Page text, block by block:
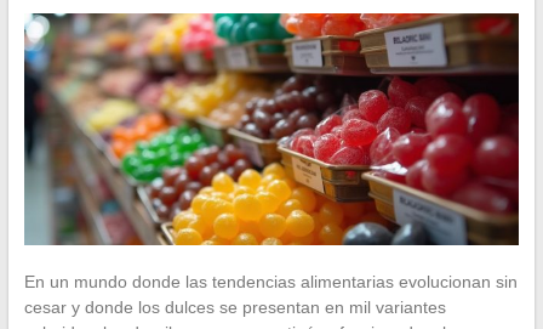
En un mundo donde las tendencias alimentarias evolucionan sin
cesar y donde los dulces se presentan en mil variantes